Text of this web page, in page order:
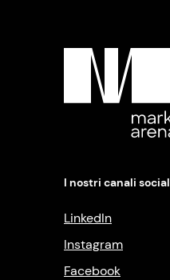
I nostri canali social
LinkedIn
Instagram
Facebook